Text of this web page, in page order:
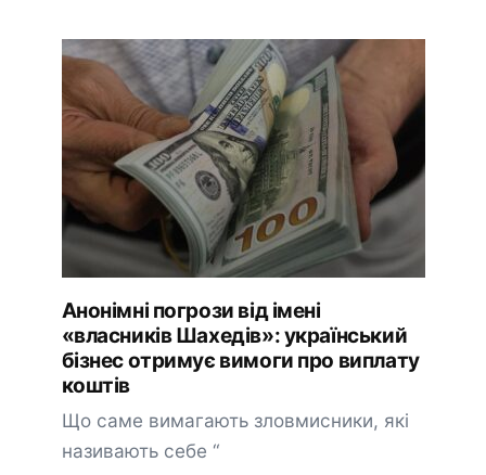
Анонімні погрози від імені
«власників Шахедів»: український
бізнес отримує вимоги про виплату
коштів
Що саме вимагають зловмисники, які
називають себе “